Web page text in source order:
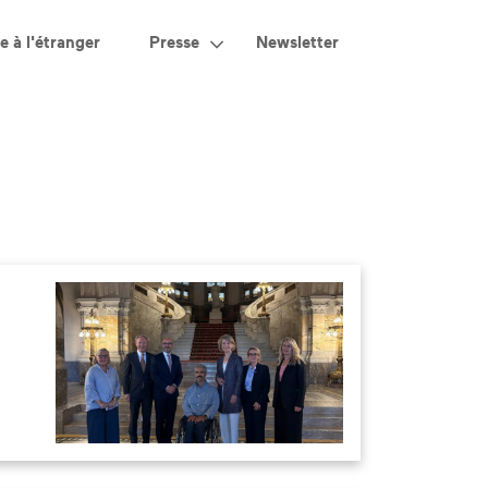
à l'étranger Presse Newsletter